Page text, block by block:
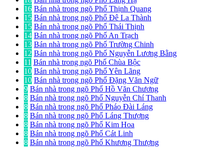
16 Bán nhà trong ngõ Phố Thịnh Quang
15 Bán nhà trong ngõ Phố Đê La Thành
15 Bán nhà trong ngõ Phố Thái Thịnh
14 Bán nhà trong ngõ Phố An Trạch
13 Bán nhà trong ngõ Phố Trường Chinh
12 Bán nhà trong ngõ Phố Nguyễn Lương Bằng
11 Bán nhà trong ngõ Phố Chùa Bộc
10 Bán nhà trong ngõ Phố Yên Lãng
10 Bán nhà trong ngõ Phố Đặng Văn Ngữ
9 Bán nhà trong ngõ Phố Hồ Văn Chương
8 Bán nhà trong ngõ Phố Nguyễn Chí Thanh
8 Bán nhà trong ngõ Phố Pháo Đài Láng
8 Bán nhà trong ngõ Phố Láng Thượng
8 Bán nhà trong ngõ Phố Kim Hoa
8 Bán nhà trong ngõ Phố Cát Linh
8 Bán nhà trong ngõ Phố Khương Thượng